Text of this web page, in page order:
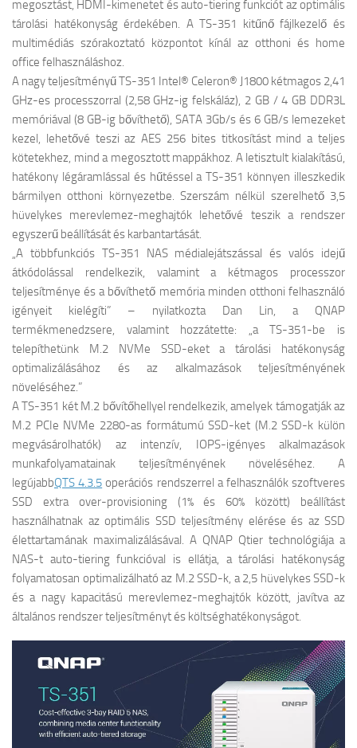
megosztást, HDMI-kimenetet és auto-tiering funkciót az optimális
tárolási hatékonyság érdekében. A TS-351 kitűnő fájlkezelő és
multimédiás szórakoztató központot kínál az otthoni és home
office felhasználáshoz.
A nagy teljesítményű TS-351 Intel® Celeron® J1800 kétmagos 2,41
GHz-es processzorral (2,58 GHz-ig felskáláz), 2 GB / 4 GB DDR3L
memóriával (8 GB-ig bővíthető), SATA 3Gb/s és 6 GB/s lemezeket
kezel, lehetővé teszi az AES 256 bites titkosítást mind a teljes
kötetekhez, mind a megosztott mappákhoz. A letisztult kialakítású,
hatékony légáramlással és hűtéssel a TS-351 könnyen illeszkedik
bármilyen otthoni környezetbe. Szerszám nélkül szerelhető 3,5
hüvelykes merevlemez-meghajtók lehetővé teszik a rendszer
egyszerű beállítását és karbantartását.
„A többfunkciós TS-351 NAS médialejátszással és valós idejű
átkódolással rendelkezik, valamint a kétmagos processzor
teljesítménye és a bővíthető memória minden otthoni felhasználó
igényeit kielégíti” – nyilatkozta Dan Lin, a QNAP
termékmenedzsere, valamint hozzátette: „a TS-351-be is
telepíthetünk M.2 NVMe SSD-eket a tárolási hatékonyság
optimalizálásához és az alkalmazások teljesítményének
növeléséhez.”
A TS-351 két M.2 bővítőhellyel rendelkezik, amelyek támogatják az
M.2 PCIe NVMe 2280-as formátumú SSD-ket (M.2 SSD-k külön
megvásárolhatók) az intenzív, IOPS-igényes alkalmazások
munkafolyamatainak teljesítményének növeléséhez. A
legújabbQTS 4.3.5 operációs rendszerrel a felhasználók szoftveres
SSD extra over-provisioning (1% és 60% között) beállítást
használhatnak az optimális SSD teljesítmény elérése és az SSD
élettartamának maximalizálásával. A QNAP Qtier technológiája a
NAS-t auto-tiering funkcióval is ellátja, a tárolási hatékonyság
folyamatosan optimalizálható az M.2 SSD-k, a 2,5 hüvelykes SSD-k
és a nagy kapacitású merevlemez-meghajtók között, javítva az
általános rendszer teljesítményt és költséghatékonyságot.